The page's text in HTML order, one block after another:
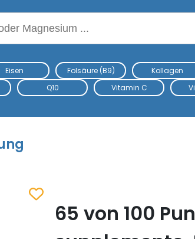
Eisen Folsäure (B9) Kollagen
Q10 Vitamin C
Zum Merkzettel hinzufügen
65 von 100